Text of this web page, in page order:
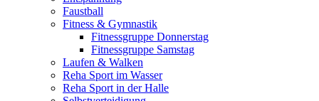
Faustball
Fitness & Gymnastik
Fitnessgruppe Donnerstag
Fitnessgruppe Samstag
Laufen & Walken
Reha Sport im Wasser
Reha Sport in der Halle